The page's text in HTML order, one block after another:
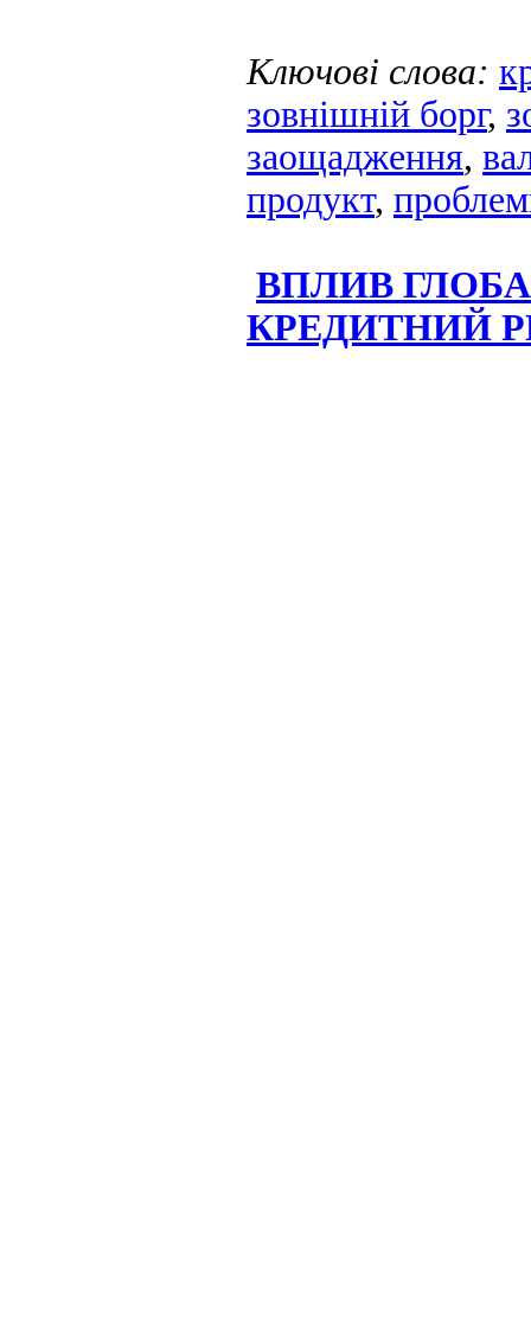
Ключові слова:
зовнішній борг,
заощадження,
продукт,
ВПЛИВ
КРЕДИТНИЙ